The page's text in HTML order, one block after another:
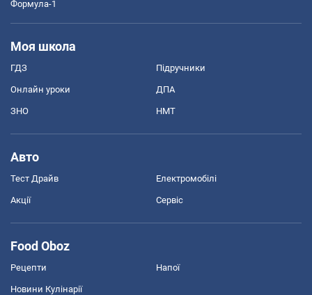
Формула-1
Моя школа
ГДЗ Підручники
Онлайн уроки ДПА
ЗНО НМТ
Авто
Тест Драйв Електромобілі
Акції Сервіс
Food Oboz
Рецепти Напої
Новини Кулінарії